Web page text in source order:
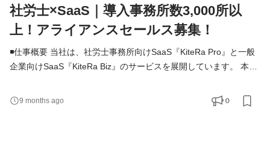
社労士×SaaS｜導入事務所数3,000所以
上！アライアンスセールス募集！
◾️仕事概要 当社は、社労士事務所向けSaaS『KiteRa Pro』と一般
企業向けSaaS『KiteRa Biz』のサービスを展開しています。 本ポ
客の獲得や新たな業界団体とのネットワーク拡大を推進していた
だきます。既存の業界団体との協力強化やイベント参加を通じて
9 months ago 0